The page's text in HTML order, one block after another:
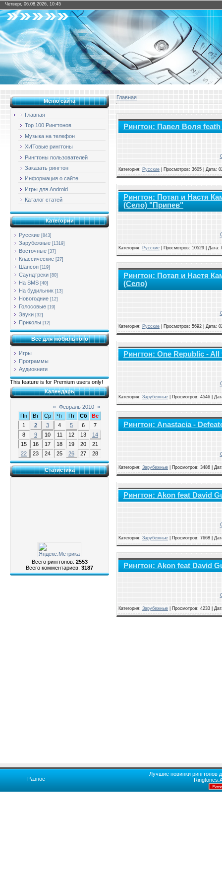
Четверг, 06.08.2026, 10:45
Меню сайта
Главная
Top 100 Рингтонов
Музыка на телефон
ХИТовые рингтоны
Рингтоны пользователей
Заказать рингтон
Информация о сайте
Игры для Android
Каталог статей
Категории
Русские [843]
Зарубежные [1319]
Восточные [37]
Классические [27]
Шансон [119]
Саундтреки [80]
На SMS [40]
На будильник [13]
Новогодние [12]
Голосовые [19]
Звуки [32]
Приколы [12]
Всё для мобильного
Игры
Программы
Аудиокниги
This feature is for Premium users only!
Календарь
« Февраль 2010 »
Пн
Вт Ср Чт Пт Сб
Вс
1
2 3 4 5 6
7
8
9 10 11 12 13
14
15
16 17 18 19 20
21
22
23 24 25 26 27 28
Статистика
Всего рингтонов: 2553
Всего комментариев: 3187
Главная
Рингтон: Павел Воля
Категория: Русские Просмотров: 3605 | Дата:
Рингтон: Потап и Настя
(Село) "Припев"
Категория: Русские Просмотров: 10529 | Дата:
Рингтон: Потап и Настя
(Село)
Категория: Русские Просмотров: 5692 | Дата:
Рингтон: One Republic -
Категория: Зарубежные Просмотров: 4546 |
Рингтон: Anastacia -
Категория: Зарубежные Просмотров: 3486 |
Рингтон: Akon feat David
Категория: Зарубежные Просмотров: 7668 |
Рингтон: Akon feat David
Категория: Зарубежные Просмотров: 4233 |
Разное
Лучшие новинки рингтонов